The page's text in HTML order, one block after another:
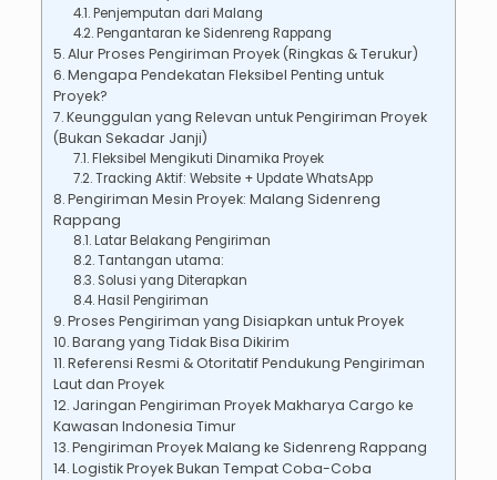
Penjemputan dari Malang
Pengantaran ke Sidenreng Rappang
Alur Proses Pengiriman Proyek (Ringkas & Terukur)
Mengapa Pendekatan Fleksibel Penting untuk
Proyek?
Keunggulan yang Relevan untuk Pengiriman Proyek
(Bukan Sekadar Janji)
Fleksibel Mengikuti Dinamika Proyek
Tracking Aktif: Website + Update WhatsApp
Pengiriman Mesin Proyek: Malang Sidenreng
Rappang
Latar Belakang Pengiriman
Tantangan utama:
Solusi yang Diterapkan
Hasil Pengiriman
Proses Pengiriman yang Disiapkan untuk Proyek
Barang yang Tidak Bisa Dikirim
Referensi Resmi & Otoritatif Pendukung Pengiriman
Laut dan Proyek
Jaringan Pengiriman Proyek Makharya Cargo ke
Kawasan Indonesia Timur
Pengiriman Proyek Malang ke Sidenreng Rappang
Logistik Proyek Bukan Tempat Coba-Coba